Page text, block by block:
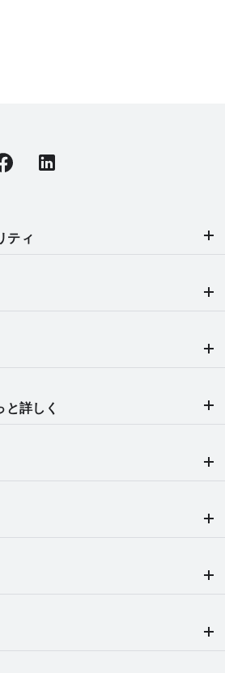
しいタブで開きます)
(新しいタブで開きます)
on YouTube (新しいタブで開きま
Android on Facebook (新しいタブ
Find Android on LinkedIn (新し
ティ
詳しく